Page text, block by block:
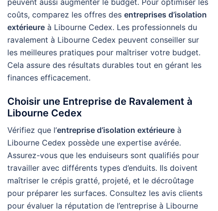
peuvent aussi augmenter le budget. Pour optimiser les
coûts, comparez les offres des entreprises d’isolation
extérieure à Libourne Cedex. Les professionnels du
ravalement à Libourne Cedex peuvent conseiller sur
les meilleures pratiques pour maîtriser votre budget.
Cela assure des résultats durables tout en gérant les
finances efficacement.
Choisir une Entreprise de Ravalement à
Libourne Cedex
Vérifiez que l’entreprise d’isolation extérieure à
Libourne Cedex possède une expertise avérée.
Assurez-vous que les enduiseurs sont qualifiés pour
travailler avec différents types d’enduits. Ils doivent
maîtriser le crépis gratté, projeté, et le décroûtage
pour préparer les surfaces. Consultez les avis clients
pour évaluer la réputation de l’entreprise à Libourne